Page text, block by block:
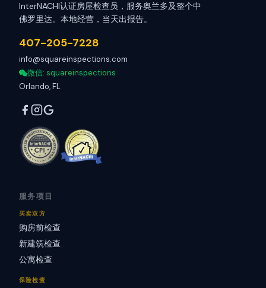
InterNACHI认证房屋检查员，服务奥兰多及整个中
佛罗里达。本地经营，当天出报告。
407-205-7228
info@squareinspections.com
微信: squareinspections
Orlando, FL
服务项目
买卖双方
购房前检查
新建筑检查
公寓检查
保险检查